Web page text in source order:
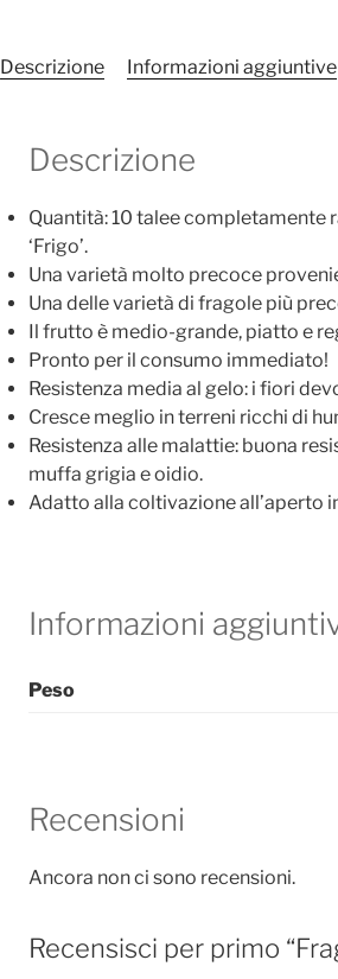
Descrizione Informazioni aggiuntive
Descrizione
Quantità: 10 talee completamente
‘Frigo’.
Una varietà molto precoce
Una delle varietà di fragole più
Il frutto è medio-grande, piatto e
Pronto per il consumo immediato!
Resistenza media al gelo: i fiori
Cresce meglio in terreni ricchi di
Resistenza alle malattie: buona
muffa grigia e oidio.
Adatto alla coltivazione all’aperto
Informazioni
Peso
Recensioni
Ancora non ci sono recensioni.
Recensisci per primo